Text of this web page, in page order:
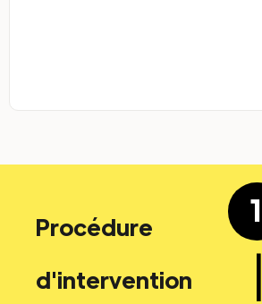
Procédure
d'intervention
1
|